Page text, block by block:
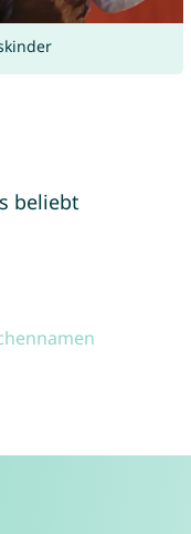
beliebt